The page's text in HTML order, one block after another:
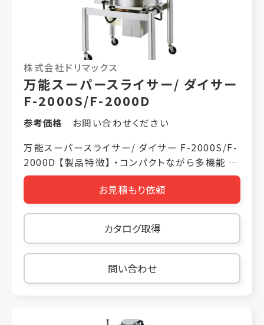
株式会社ドリマックス
万能スーパースライサー/ ダイサー
F-2000S/F-2000D
参考価格
お問い合わせください
万能スーパースライサー/ ダイサー F-2000S/F-
2000D 【製品特徴】 ・コンパクトながら多機能 ・
大根なら1 度に6 本投入可能 【製品仕様】 機械
寸法 W850×L1100×H1490（mm） 電動機 三
相200V 1500W+750W インバーター付 重量
150kg 使用時間 連続 処理能力 毎時110〜
400kg 安全装置 センサー感知による回路遮断
カットサイズ スライス：0.3〜10mm 千切り：
0.7〜10mm ダ イス ：1.2〜10mm
お見積もり依頼
カタログ取得
問い合わせ